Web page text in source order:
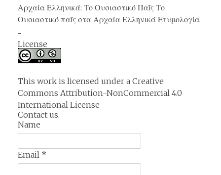
Αρχαία Ελληνικά: Το Ουσιαστικό Παῖς Το
Ουσιαστικό παῖς στα Αρχαία Ελληνικά Ετυμολογία
...
License
This work is licensed under a Creative
Commons Attribution-NonCommercial 4.0
International License
Contact us.
Name
Email *